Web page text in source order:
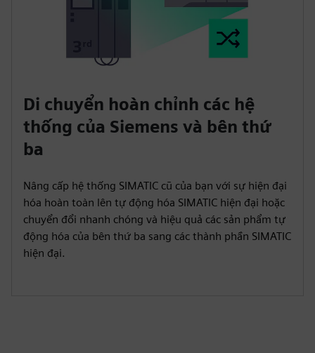
Di chuyển hoàn chỉnh các hệ
thống của Siemens và bên thứ
ba
Nâng cấp hệ thống SIMATIC cũ của bạn với sự hiện đại
hóa hoàn toàn lên tự động hóa SIMATIC hiện đại hoặc
chuyển đổi nhanh chóng và hiệu quả các sản phẩm tự
động hóa của bên thứ ba sang các thành phần SIMATIC
hiện đại.